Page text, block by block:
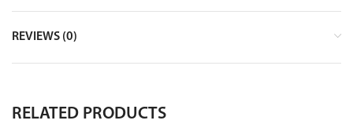
REVIEWS (0)
RELATED PRODUCTS